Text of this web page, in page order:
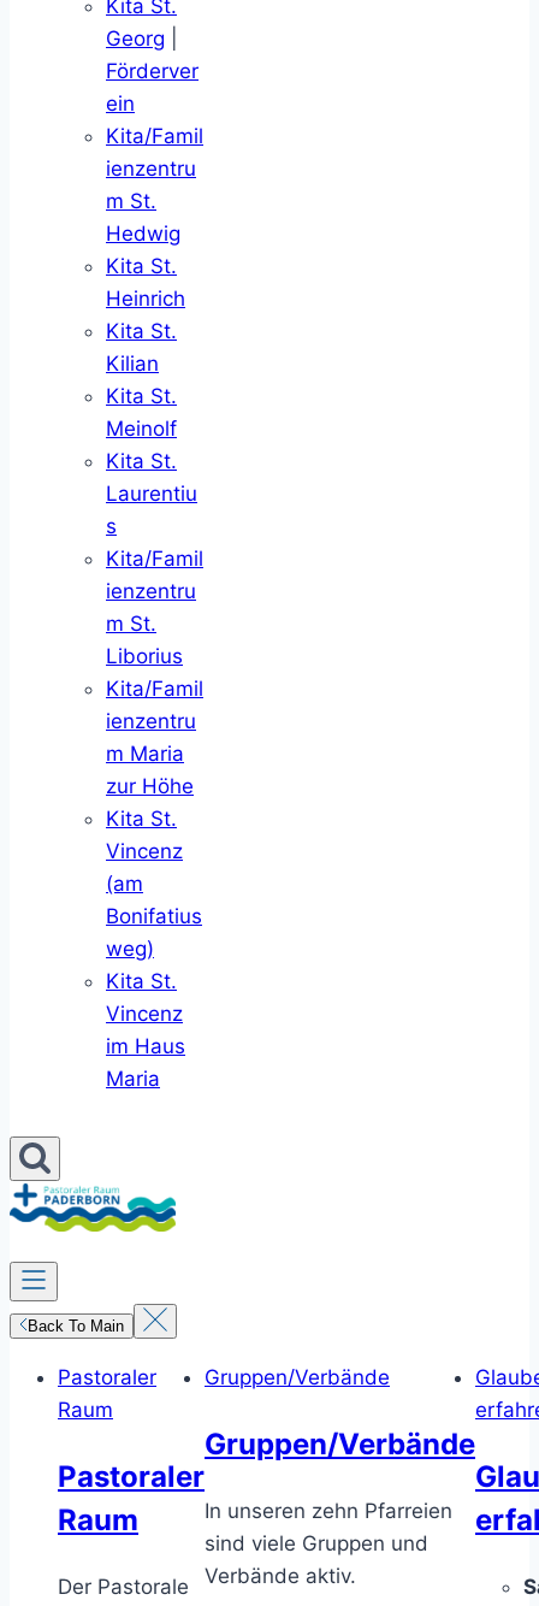
Kita St.
Georg
Förderver
ein
Kita/Famil
ienzentru
m St.
Hedwig
Kita St.
Heinrich
Kita St.
Kilian
Kita St.
Meinolf
Kita St.
Laurentiu
s
Kita/Famil
ienzentru
m St.
Liborius
Kita/Famil
ienzentru
m Maria
zur Höhe
Kita St.
Vincenz
(am
Bonifatius
weg)
Kita St.
Vincenz
im Haus
Maria
Back To Main
Pastoraler
Raum
Pastoraler
Raum
Der Pastorale
Gruppen/Verbände
Gruppen/Verbände
In unseren zehn Pfarreien
sind viele Gruppen und
Verbände aktiv.